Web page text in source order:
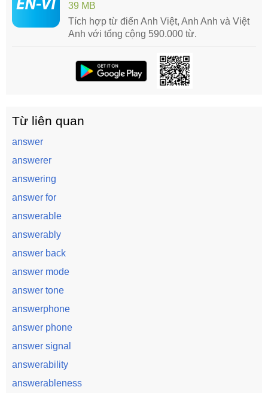
39 MB
Tích hợp từ điển Anh Việt, Anh Anh và Việt
Anh với tổng cộng 590.000 từ.
Từ liên quan
answer
answerer
answering
answer for
answerable
answerably
answer back
answer mode
answer tone
answerphone
answer phone
answer signal
answerability
answerableness